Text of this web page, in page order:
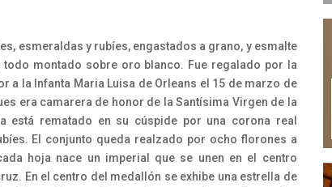
esmeraldas y rubíes, engastados a grano, y esmalte
montado sobre oro blanco. Fue regalado por la
a la Infanta Maria Luisa de Orleans el 15 de marzo de
era camarera de honor de la Santísima Virgen de la
está rematado en su cúspide por una corona real
El conjunto queda realzado por ocho florones a
hoja nace un imperial que se unen en el centro
En el centro del medallón se exhibe una estrella de